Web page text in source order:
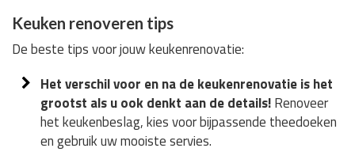
Keuken renoveren tips
De beste tips voor jouw keukenrenovatie:
Het verschil voor en na de keukenrenovatie is het
grootst als u ook denkt aan de details!Renoveer
het keukenbeslag, kies voor bijpassende theedoeken
en gebruik uw mooiste servies.